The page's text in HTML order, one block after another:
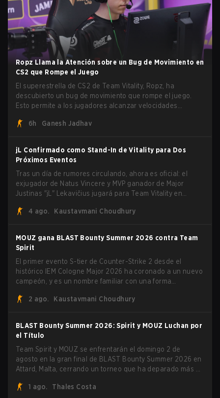
Ropz Llama la Atención sobre un Bug de Movimiento en
CS2 que Rompe el Juego
El superestrella de CS2 de Team Vitality, Ropz, ha
descubierto un bug de movimiento que rompe el juego.
Esto permite a los jugadores alcanzar velocidades
6h
Ganesh Jadhav
jL Confirmado como Stand-In de Vitality para Dos
Próximos Eventos
Tras un día de rumores circulando, ahora es oficial: el
exjugador de Natus Vincere y MVP ganador de Major
Justinas "jL" Lekavičius jugará para Team Vitality en
lituano dio la noticia él mismo en stream, bromeando:
burlándose del head coach de Vitality Rémy "XTQZZZ"
Quoniam en el proceso.
4 ago. Kaustavmani Choudhury
MOUZ gana BLAST Bounty Summer 2026 contra Team
Spirit
El primer evento S-tier de Counter-Strike 2 desde el
histórico IEM Cologne Major 2026 ha coronado a un nuevo
campeón, y es un nombre familiar con una forma
roster y cambios de roles, arrolló a Team Spirit en una
2 ago. Kaustavmani Choudhury
BLAST Bounty Summer 2026: Spirit y MOUZ Luchan por
el Título
Team Spirit y MOUZ se enfrentarán el domingo 2 de
agosto en la gran final de BLAST Bounty Summer 2026 en
Attard, Malta, cerrando un torneo que ha deparado más de
1 ago.
Thales Costa